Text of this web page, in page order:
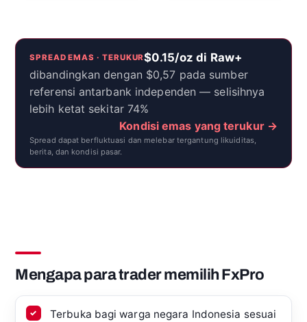
SPREAD EMAS · TERUKUR$0.15/oz di Raw+
dibandingkan dengan $0,57 pada sumber
referensi antarbank independen — selisihnya
lebih ketat sekitar 74%
Kondisi emas yang terukur →
Spread dapat berfluktuasi dan melebar tergantung likuiditas,
berita, dan kondisi pasar.
Mengapa para trader memilih FxPro
Terbuka bagi warga negara Indonesia sesuai